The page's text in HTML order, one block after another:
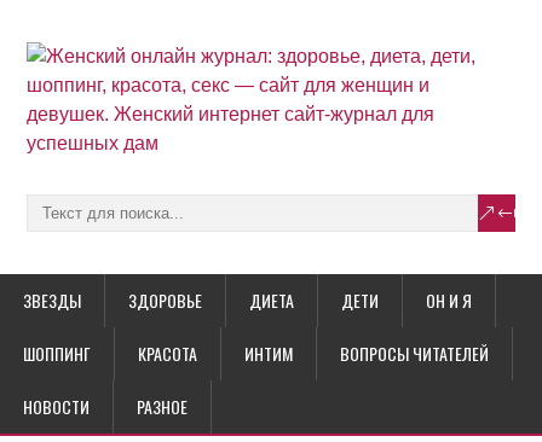
ЗВЕЗДЫ ЗДОРОВЬЕ ДИЕТА ДЕТИ ОН И Я
ШОППИНГ КРАСОТА ИНТИМ ВОПРОСЫ ЧИТАТЕЛЕЙ
НОВОСТИ РАЗНОЕ